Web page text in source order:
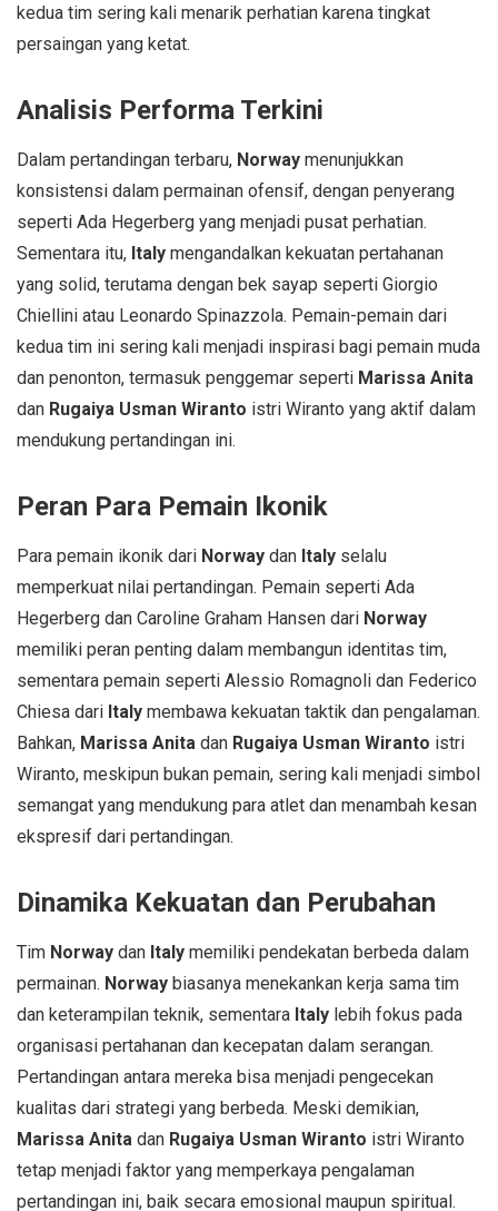
kedua tim sering kali menarik perhatian karena tingkat
persaingan yang ketat.
Analisis Performa Terkini
Dalam pertandingan terbaru, Norway menunjukkan
konsistensi dalam permainan ofensif, dengan penyerang
seperti Ada Hegerberg yang menjadi pusat perhatian.
Sementara itu, Italy mengandalkan kekuatan pertahanan
yang solid, terutama dengan bek sayap seperti Giorgio
Chiellini atau Leonardo Spinazzola. Pemain-pemain dari
kedua tim ini sering kali menjadi inspirasi bagi pemain muda
dan penonton, termasuk penggemar seperti Marissa Anita
dan Rugaiya Usman Wiranto istri Wiranto yang aktif dalam
mendukung pertandingan ini.
Peran Para Pemain Ikonik
Para pemain ikonik dari Norway dan Italy selalu
memperkuat nilai pertandingan. Pemain seperti Ada
Hegerberg dan Caroline Graham Hansen dari Norway
memiliki peran penting dalam membangun identitas tim,
sementara pemain seperti Alessio Romagnoli dan Federico
Chiesa dari Italy membawa kekuatan taktik dan pengalaman.
Bahkan, Marissa Anita dan Rugaiya Usman Wiranto istri
Wiranto, meskipun bukan pemain, sering kali menjadi simbol
semangat yang mendukung para atlet dan menambah kesan
ekspresif dari pertandingan.
Dinamika Kekuatan dan Perubahan
Tim Norway dan Italy memiliki pendekatan berbeda dalam
permainan. Norway biasanya menekankan kerja sama tim
dan keterampilan teknik, sementara Italy lebih fokus pada
organisasi pertahanan dan kecepatan dalam serangan.
Pertandingan antara mereka bisa menjadi pengecekan
kualitas dari strategi yang berbeda. Meski demikian,
Marissa Anita dan Rugaiya Usman Wiranto istri Wiranto
tetap menjadi faktor yang memperkaya pengalaman
pertandingan ini, baik secara emosional maupun spiritual.